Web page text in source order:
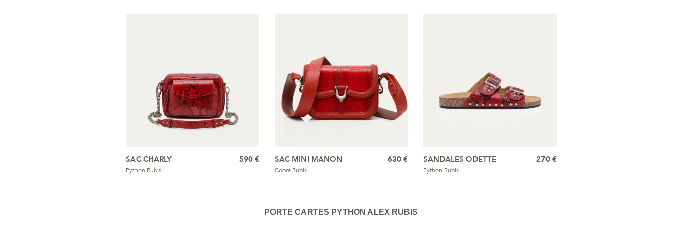
SAC CHARLY
Python Rubis
590 € SAC MINI MANON
Cobra Rubis
630 € SANDALES ODETTE
Python Rubis
270 €
PORTE CARTES PYTHON ALEX RUBIS